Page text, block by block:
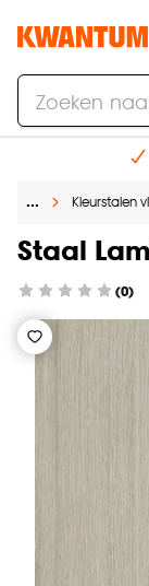
… Kleurstalen
Staal
(0)